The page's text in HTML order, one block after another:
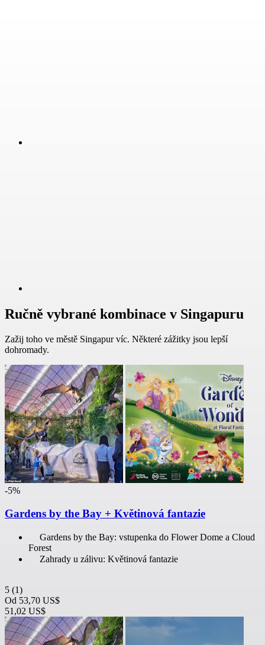
Ručně vybrané kombinace v Singapuru
Zažij toho ve městě Singapur víc. Některé zážitky jsou lepší
dohromady.
-5%
Gardens by the Bay + Květinová fantazie
Gardens by the Bay: vstupenka do Flower Dome a Cloud
Forest
Zahrady u zálivu: Květinová fantazie
5 (1)
Od 53,70 US$
51,02 US$